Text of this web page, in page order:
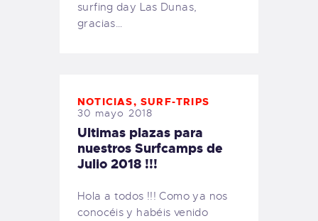
surfing day Las Dunas,
gracias…
NOTICIAS,SURF-TRIPS
30 mayo 2018
Ultimas plazas para
nuestros Surfcamps de
Julio 2018 !!!
Hola a todos !!! Como ya nos
conocéis y habéis venido